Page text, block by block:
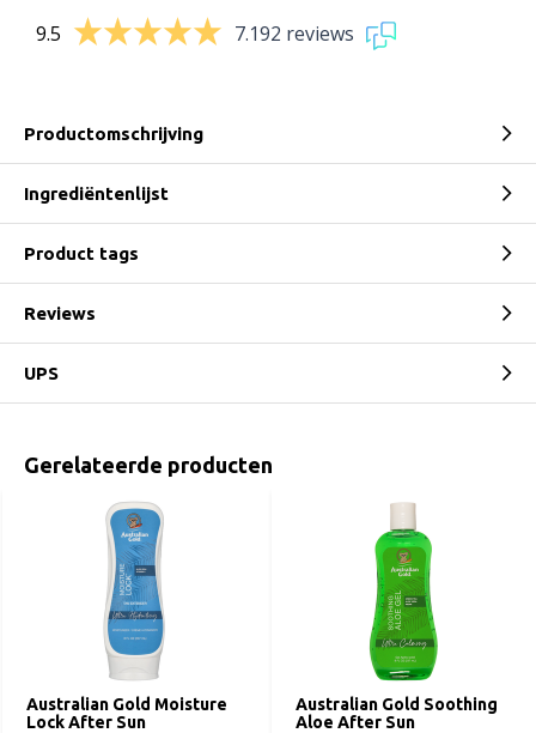
9.5 7.192 reviews
Productomschrijving
Ingrediëntenlijst
Product tags
Reviews
UPS
Gerelateerde producten
Australian Gold Moisture
Lock After Sun
Australian Gold Soothing
Aloe After Sun